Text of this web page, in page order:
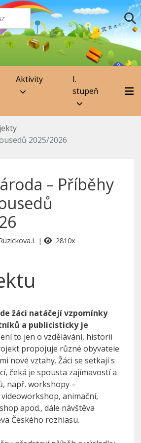
Aktivity
I.
stupeň
2025/2026
– Příběhy
2810x
žáci natáčejí vzpomínky
a publicisticky je
to jen o vzdělávání, historii
propojuje různé obyvatele
nové vztahy. Žáci se setkají s
čeká je spousta zajímavostí a
např. workshopy –
animační,
apod., dále návštěva
Českého rozhlasu.